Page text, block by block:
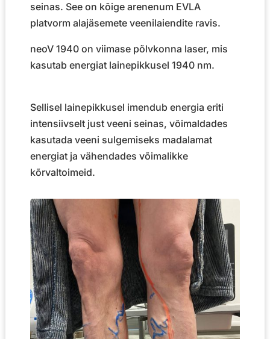
seinas. See on kõige arenenum EVLA
platvorm alajäsemete veenilaiendite ravis.
neoV 1940 on viimase põlvkonna laser, mis
kasutab energiat lainepikkusel 1940 nm.
Sellisel lainepikkusel imendub energia eriti
intensiivselt just veeni seinas, võimaldades
kasutada veeni sulgemiseks madalamat
energiat ja vähendades võimalikke
kõrvaltoimeid.